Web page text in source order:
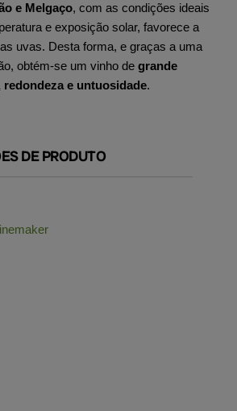
e Melgaço, com as condições ideais
e exposição solar, favorece a
uvas. Desta forma, e graças a uma
obtém-se um vinho de grande
e untuosidade.
DE PRODUTO